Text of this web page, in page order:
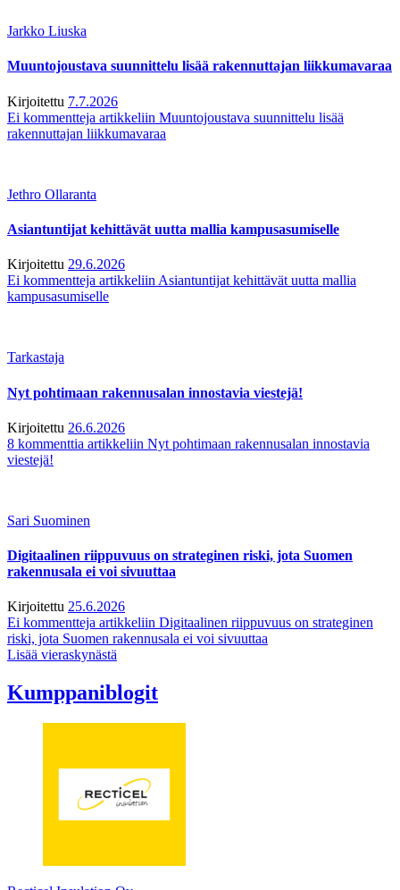
Jarkko Liuska
Muuntojoustava suunnittelu lisää rakennuttajan liikkumavaraa
Kirjoitettu 7.7.2026
Ei kommentteja artikkeliin Muuntojoustava suunnittelu lisää
rakennuttajan liikkumavaraa
Jethro Ollaranta
Asiantuntijat kehittävät uutta mallia kampusasumiselle
Kirjoitettu 29.6.2026
Ei kommentteja artikkeliin Asiantuntijat kehittävät uutta mallia
kampusasumiselle
Tarkastaja
Nyt pohtimaan rakennusalan innostavia viestejä!
Kirjoitettu 26.6.2026
8 kommenttia artikkeliin Nyt pohtimaan rakennusalan innostavia
viestejä!
Sari Suominen
Digitaalinen riippuvuus on strateginen riski, jota Suomen
rakennusala ei voi sivuuttaa
Kirjoitettu 25.6.2026
Ei kommentteja artikkeliin Digitaalinen riippuvuus on strateginen
riski, jota Suomen rakennusala ei voi sivuuttaa
Lisää vieraskynästä
Kumppaniblogit